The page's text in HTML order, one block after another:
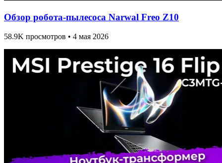
Обзор робота-пылесоса Narwal Freo Z10
58.9K просмотров • 4 мая 2026